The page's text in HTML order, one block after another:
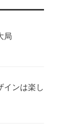
局
インは楽し